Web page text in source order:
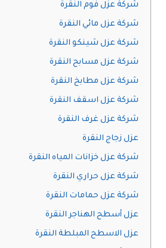
شركة عزل فوم النقرة
شركة عزل مائي النقرة
شركة عزل شينكو النقرة
شركة عزل مسابح النقرة
شركة عزل مطابخ النقرة
شركة عزل اسقف النقرة
شركة عزل غرف النقرة
عزل زجاج النقرة
شركة عزل خزانات المياه النقرة
شركة عزل حراري النقرة
شركة عزل حمامات النقرة
عزل أسطح الهناجر النقرة
عزل الاسطح المبلطة النقرة